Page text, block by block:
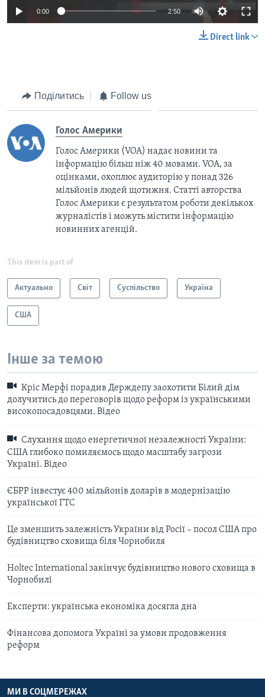
0:00 2:50
Direct link
Поділитись Follow us
Голос Америки
Голос Америки (VOA) надає новини та
інформацію більш ніж 40 мовами. VOA, за
оцінками, охоплює аудиторію у понад 326
мільйонів людей щотижня. Статті авторства
Голос Америки є результатом роботи декількох
журналістів і можуть містити інформацію
новинних агенцій.
This item is part of
Актуально Світ Суспільство Україна
США
Інше за темою
Кріс Мерфі порадив Держдепу заохотити Білий дім
долучитись до переговорів щодо реформ із українськими
високопосадовцями. Відео
Слухання щодо енергетичної незалежності України:
США глибоко помиляємось щодо масштабу загрози
Україні. Відео
ЄБРР інвестує 400 мільйонів доларів в модернізацію
української ГТС
Це зменшить залежність України від Росії – посол США про
будівництво сховища біля Чорнобиля
Holtec International закінчує будівництво нового сховища в
Чорнобилі
Експерти: українська економіка досягла дна
Фінансова допомога Україні за умови продовження
реформ
МИ В СОЦМЕРЕЖАХ